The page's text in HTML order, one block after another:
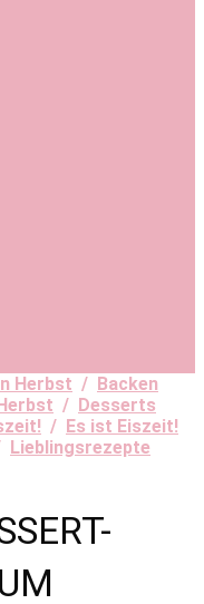
Herbst / Backen
/ Desserts
/ Es ist Eiszeit!
Lieblingsrezepte